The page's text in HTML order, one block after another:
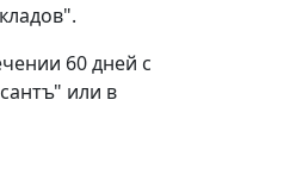
60 дней с
или в